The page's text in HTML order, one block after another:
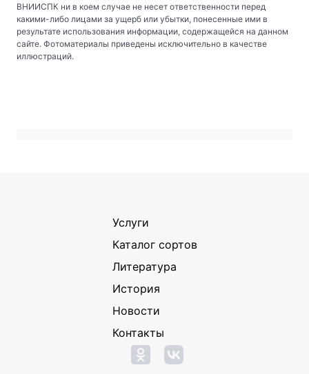
ВНИИСПК ни в коем случае не несет ответственности перед
какими-либо лицами за ущерб или убытки, понесенные ими в
результате использования информации, содержащейся на данном
сайте. Фотоматериалы приведены исключительно в качестве
иллюстраций.
Услуги
Каталог сортов
Литература
История
Новости
Контакты